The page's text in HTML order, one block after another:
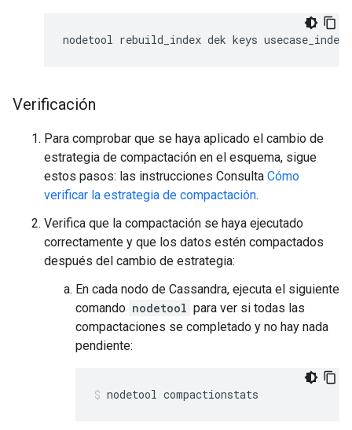
nodetool rebuild_index dek keys usecase_index
Verificación
Para comprobar que se haya aplicado el cambio de
estrategia de compactación en el esquema, sigue
estos pasos: las instrucciones Consulta Cómo
verificar la estrategia de compactación.
Verifica que la compactación se haya ejecutado
correctamente y que los datos estén compactados
después del cambio de estrategia:
En cada nodo de Cassandra, ejecuta el siguiente
comando nodetool para ver si todas las
compactaciones se completado y no hay nada
pendiente:
nodetool compactionstats